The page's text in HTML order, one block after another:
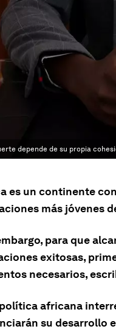
depende de su propia
es un continente
más jóvenes
para que
exitosas,
necesarios,
africana
su desarrollo